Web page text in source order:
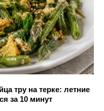
тру на терке: летние
за 10 минут